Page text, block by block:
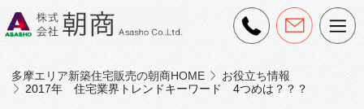
多摩エリア新築住宅販売の朝商HOME
お役立ち情報
2017年 住宅業界トレンドキーワード 4つめは？？？